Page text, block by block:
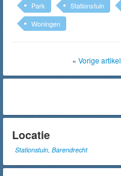
Park
Stationstuin
Woningen
« Vorige artikel
Locatie
Stationstuin, Barendrecht